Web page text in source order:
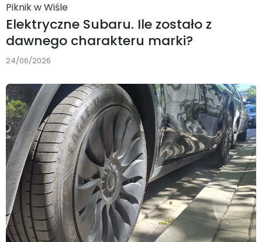
Piknik w Wiśle
Elektryczne Subaru. Ile zostało z
dawnego charakteru marki?
24/06/2026